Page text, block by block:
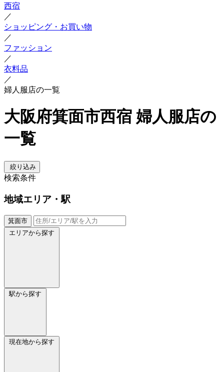
西宿
／
ショッピング・お買い物
／
ファッション
／
衣料品
／
婦人服店の一覧
大阪府箕面市西宿 婦人服店の
一覧
絞り込み
検索条件
地域エリア・駅
箕面市
エリアから探す
駅から探す
現在地から探す